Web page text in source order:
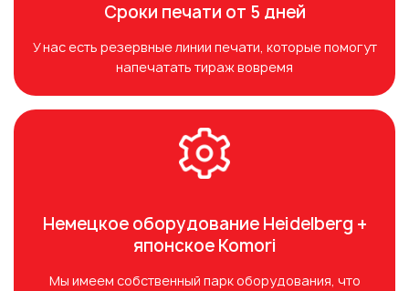
Сроки печати от 5 дней
У нас есть резервные линии печати, которые помогут
напечатать тираж вовремя
Немецкое оборудование Heidelberg +
японское Komori
Мы имеем собственный парк оборудования, что